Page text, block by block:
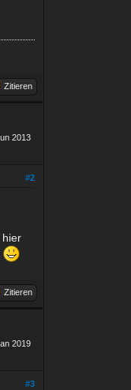
Zitieren
2013
#2
hier
Zitieren
2019
#3